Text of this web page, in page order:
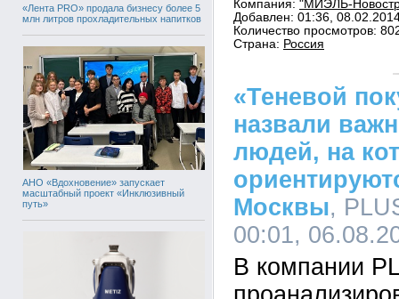
«Лента PRO» продала бизнесу более 5
млн литров прохладительных напитков
АНО «Вдохновение» запускает
масштабный проект «Инклюзивный
путь»
Компания: "МИЭЛЬ-
Добавлен: 01:36,
Количество просмотров:
Страна: Россия
«Теневой
назвали
людей, на
Москвы,
00:01,
В компании